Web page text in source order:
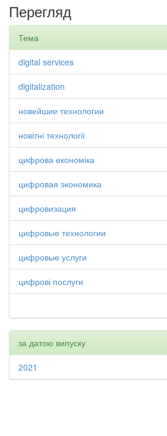
Перегляд
Тема
digital services
digitalization
новейшие технологии
новітні технології
цифрова економіка
цифровая экономика
цифровизация
цифровые технологии
цифровые услуги
цифрові послуги
за датою випуску
2021